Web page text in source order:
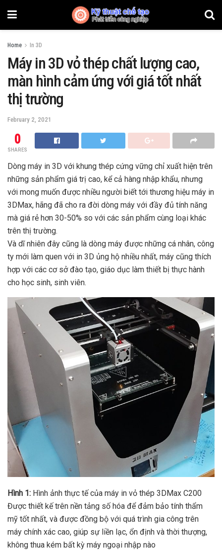
Home In 3D
Máy in 3D vỏ thép chất lượng cao,
màn hình cảm ứng với giá tốt nhất
thị trường
February 2, 2021
0
SHARES
Dòng máy in 3D với khung thép cứng vững chỉ xuất hiện trên
những sản phẩm giá trị cao, kể cả hàng nhập khẩu, nhưng
với mong muốn được nhiều người biết tới thương hiệu máy in
3DMax, hãng đã cho ra đời dòng máy với đầy đủ tính năng
mà giá rẻ hơn 30-50% so với các sản phẩm cùng loại khác
trên thị trường.
Và dĩ nhiên đây cũng là dòng máy được những cá nhân, công
ty mới làm quen với in 3D ủng hộ nhiều nhất, máy cũng thích
hợp với các cơ sở đào tạo, giáo dục làm thiết bị thực hành
cho học sinh, sinh viên.
Hình 1: Hình ảnh thực tế của máy in vỏ thép 3DMax C200
Được thiết kế trên nền tảng số hóa để đảm bảo tính thẩm
mỹ tốt nhất, và được đồng bộ với quá trình gia công trên
máy chính xác cao, giúp sự liền lạc, ổn định và thời thượng,
không thua kém bất kỳ máy ngoại nhập nào